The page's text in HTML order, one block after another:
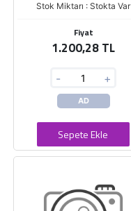
Stok Miktarı : Stokta Var
Fiyat
1.200,28 TL
- +
AD
Sepete Ekle